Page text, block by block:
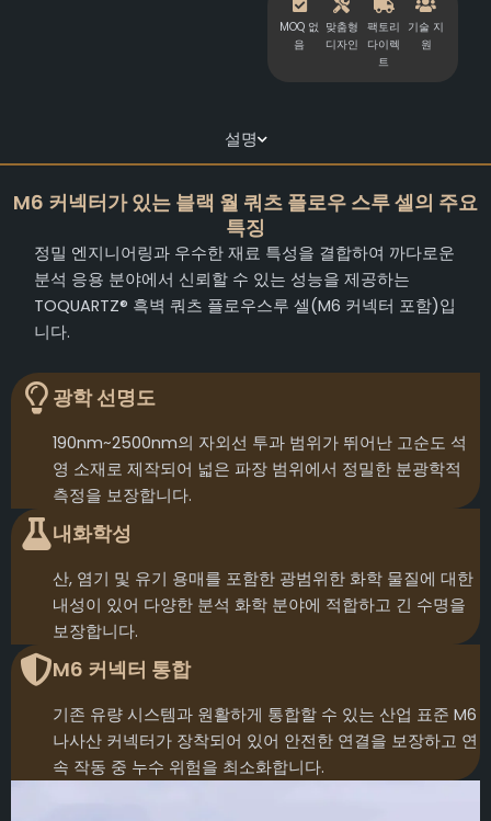
MOQ 없
음
맞춤형
디자인
팩토리
다이렉
트
기술 지
원
설명
M6 커넥터가 있는 블랙 월 쿼츠 플로우 스루 셀의 주요
특징
정밀 엔지니어링과 우수한 재료 특성을 결합하여 까다로운
분석 응용 분야에서 신뢰할 수 있는 성능을 제공하는
TOQUARTZ® 흑벽 쿼츠 플로우스루 셀(M6 커넥터 포함)입
니다.
광학 선명도
190nm~2500nm의 자외선 투과 범위가 뛰어난 고순도 석
영 소재로 제작되어 넓은 파장 범위에서 정밀한 분광학적
측정을 보장합니다.
내화학성
산, 염기 및 유기 용매를 포함한 광범위한 화학 물질에 대한
내성이 있어 다양한 분석 화학 분야에 적합하고 긴 수명을
보장합니다.
M6 커넥터 통합
기존 유량 시스템과 원활하게 통합할 수 있는 산업 표준 M6
나사산 커넥터가 장착되어 있어 안전한 연결을 보장하고 연
속 작동 중 누수 위험을 최소화합니다.